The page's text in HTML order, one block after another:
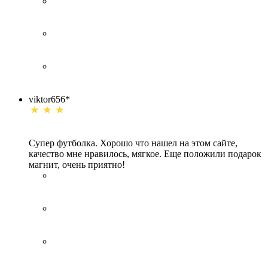
viktor656*
Супер футболка. Хорошо что нашел на этом сайте,
качество мне нравилось, мягкое. Еще положили подарок
магнит, очень приятно!